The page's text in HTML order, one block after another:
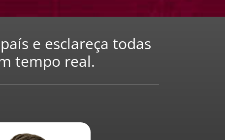
e esclareça todas
tempo real.